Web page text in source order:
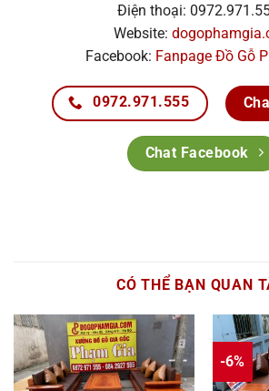
Điện thoại:
Website:
Facebook: Fanpage Đồ Gỗ
0972.971.555
Chat Facebook
CÓ THỂ BẠN QUAN
-6%